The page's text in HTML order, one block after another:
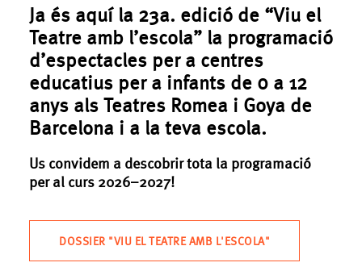
Ja és aquí la 23a. edició de “Viu el
Teatre amb l’escola” la programació
d’espectacles per a centres
educatius per a infants de 0 a 12
anys als Teatres Romea i Goya de
Barcelona i a la teva escola.
Us convidem a descobrir tota la programació
per al curs 2026–2027!
DOSSIER "VIU EL TEATRE AMB L'ESCOLA"